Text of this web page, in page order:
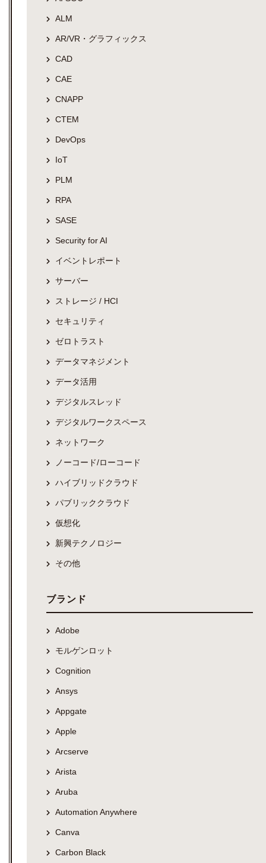
ALM
AR/VR・グラフィックス
CAD
CAE
CNAPP
CTEM
DevOps
IoT
PLM
RPA
SASE
Security for AI
イベントレポート
サーバー
ストレージ / HCI
セキュリティ
ゼロトラスト
データマネジメント
データ活用
デジタルスレッド
デジタルワークスペース
ネットワーク
ノーコード/ローコード
ハイブリッドクラウド
パブリッククラウド
仮想化
新興テクノロジー
その他
ブランド
Adobe
モルゲンロット
Cognition
Ansys
Appgate
Apple
Arcserve
Arista
Aruba
Automation Anywhere
Canva
Carbon Black